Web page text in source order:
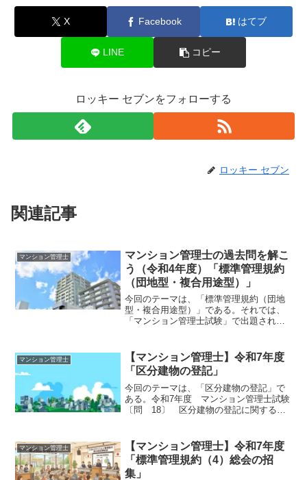
X Facebook はてブ
LINE コピー
ロッキー セブンをフォローする
ロッキー セブン
関連記事
マンション管理士
マンション管理士の過去問を解こ
う（令和4年度）「標準管理規約
（団地型・複合用途型）」
今回のテーマは、「標準管理規約（団地
型・複合用途型）」である。それでは、
「マンション管理士試験」で出題された
〔問 33〕 総会決議と管理費等に関す
る次の記述のうち、「...
マンション管理士
【マンション管理士】令和7年度
「区分建物の登記」
今回のテーマは、「区分建物の登記」で
ある。令和7年度 マンション管理士試験
〔問 18〕 区分建物の登記に関する次
どれか。1 数個の専有部分に通ずる廊下
（例えば、マンショ...
マンション管理士
【マンション管理士】令和7年度
「標準管理規約（4）総会の招
集」